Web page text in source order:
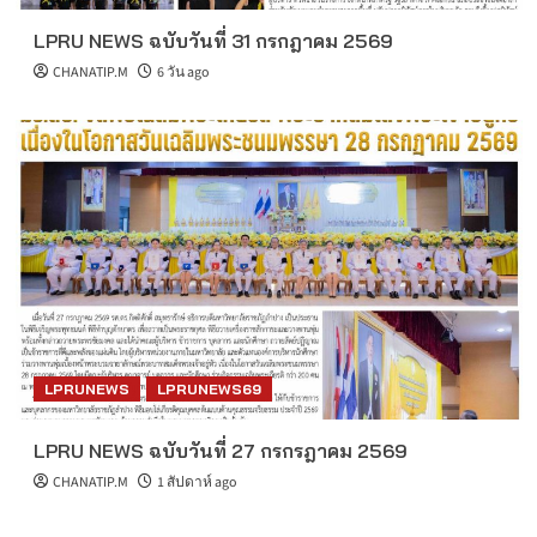
LPRU NEWS ฉบับวันที่ 31 กรกฎาคม 2569
CHANATIP.M 6 วัน ago
LPRUNEWS LPRUNEWS69
LPRU NEWS ฉบับวันที่ 27 กรกรฎาคม 2569
CHANATIP.M 1 สัปดาห์ ago